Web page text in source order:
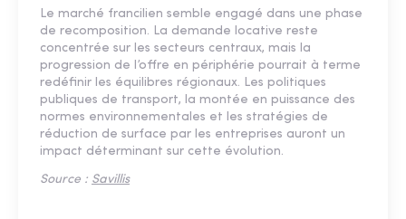
Le marché francilien semble engagé dans une phase
de recomposition. La demande locative reste
concentrée sur les secteurs centraux, mais la
progression de l’offre en périphérie pourrait à terme
redéfinir les équilibres régionaux. Les politiques
publiques de transport, la montée en puissance des
normes environnementales et les stratégies de
réduction de surface par les entreprises auront un
impact déterminant sur cette évolution.
Source : Savillis